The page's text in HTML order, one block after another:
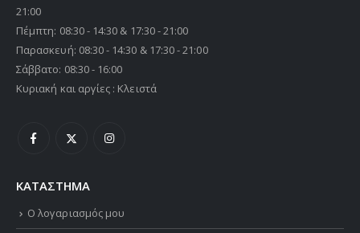
21:00
Πέμπτη: 08:30 - 14:30 & 17:30 - 21:00
Παρασκευή: 08:30 - 14:30 & 17:30 - 21:00
Σάββατο: 08:30 - 16:00
Κυριακή και αργίες : Κλειστά
ΚΑΤΑΣΤΗΜΑ
Ο λογαριασμός μου